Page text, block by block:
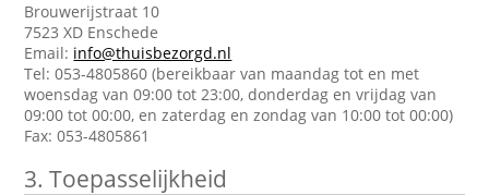
Brouwerijstraat 10
7523 XD Enschede
Email: info@thuisbezorgd.nl
Tel: 053-4805860 (bereikbaar van maandag tot en met
woensdag van 09:00 tot 23:00, donderdag en vrijdag van
09:00 tot 00:00, en zaterdag en zondag van 10:00 tot 00:00)
Fax: 053-4805861
3. Toepasselijkheid